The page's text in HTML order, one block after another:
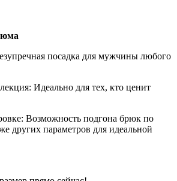
посадка для мужчины любого
Идеально для тех, кто ценит
Возможность подгона брюк по
других параметров для идеальной